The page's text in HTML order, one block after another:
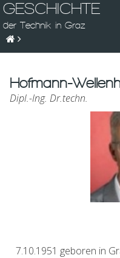
GESCHICHTE
der Technik in Graz
Hofmann-
Dipl.-Ing. Dr.techn.
7.10.1951 geboren in